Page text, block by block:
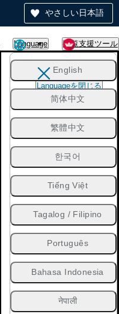
やさしい日本語
Language 閲覧支援ツール
English
简体中文
繁體中文
한국어
Tiếng Việt
Tagalog / Filipino
Português
Bahasa Indonesia
नेपाली
Languageを閉じる